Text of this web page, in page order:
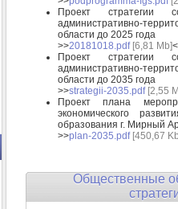
Проект стратегии
административно-
области до 2025 года
>>20181018.pdf[6,81 Mb]
Проект стратегии
административно-
области до 2035 года
>>strategii-2035.pdf[2,55
Проект плана
экономического
образования г. Мирный
>>plan-2035.pdf[450,67
Общественные